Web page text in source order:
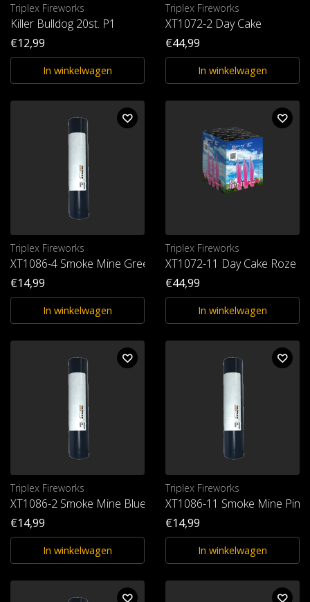
Triplex Fireworks
Killer Bulldog 20st. P1
€12,99
In winkelwagen
Triplex Fireworks
XT1072-2 Day Cake
€44,99
In winkelwagen
Triplex Fireworks
XT1086-4 Smoke Mine Green T1
€14,99
In winkelwagen
Triplex Fireworks
XT1072-11 Day Cake Roze
€44,99
In winkelwagen
Triplex Fireworks
XT1086-2 Smoke Mine Blue T1
€14,99
In winkelwagen
Triplex Fireworks
XT1086-11 Smoke Mine
€14,99
In winkelwagen